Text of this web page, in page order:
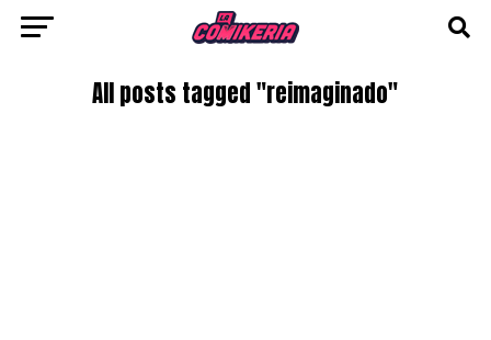
All posts tagged "reimaginado"